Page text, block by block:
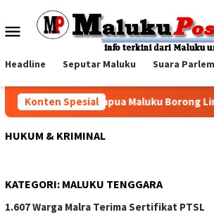
konten
Menu
Headline Seputar Maluku Suara
Konten Spesial
Pertamina Papua Maluku Borong
HUKUM & KRIMINAL
KATEGORI: MALUKU TENGGARA
1.607 Warga Malra Terima Sertifikat PTSL